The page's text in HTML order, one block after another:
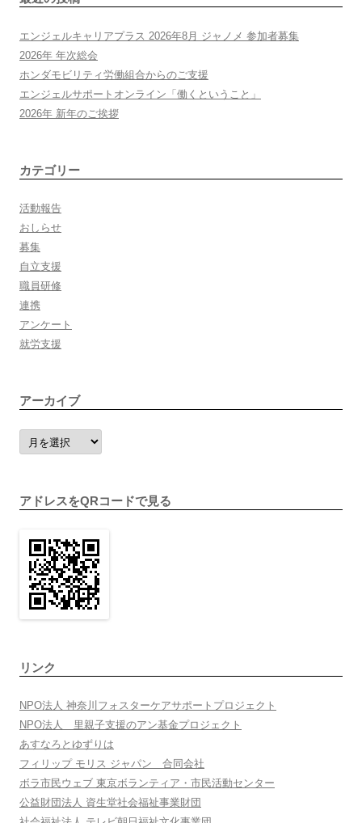
ゲ
ー
ョ
ン
エンジェルキャリアプラス 2026年8月 ジャノメ 参加者募集
2026年 年次総会
ホンダモビリティ労働組合からのご支援
エンジェルサポートオンライン「働くということ」
2026年 新年のご挨拶
カテゴリー
活動報告
おしらせ
募集
自立支援
職員研修
連携
アンケート
就労支援
アーカイブ
ア
ー
カ
アドレスをQRコードで見る
リンク
NPO法人 神奈川フォスターケアサポートプロジェクト
NPO法人 里親子支援のアン基金プロジェクト
あすなろとゆずりは
フィリップ モリス ジャパン 合同会社
ボラ市民ウェブ 東京ボランティア・市民活動センター
公益財団法人 資生堂社会福祉事業財団